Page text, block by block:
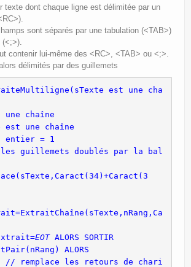
texte dont chaque ligne est délimitée par un
sont séparés par une tabulation (<TAB>)
(<;>).
contenir lui-même des <RC>, <TAB> ou <;>.
délimités par des guillemets
TraiteMultiligne(sTexte est une cha
guillemets doublés par la bal
EOT
ALORS SORTIR
les retours de chari